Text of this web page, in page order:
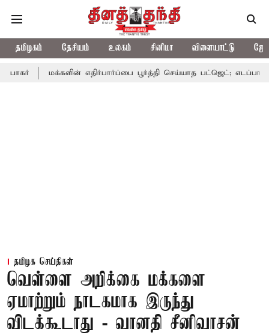
தமிழகம் தேசியம் உலகம் சினிமா விளையாட்டு
மக்களின் எதிர்பார்ப்பை பூர்த்தி செய்யாத பட்ஜெட்; எடப்பாடி பழனிசாமி
தமிழக செய்திகள்
வெள்ளை அறிக்கை மக்களை
ஏமாற்றும் நாடகமாக இருந்து
விடக்கூடாது - வானதி சீனிவாசன்